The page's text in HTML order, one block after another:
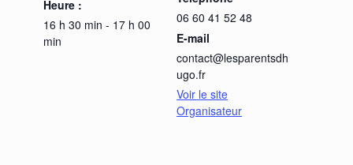
Heure :
16 h 30 min - 17 h 00
min
06 60 41 52 48
E-mail
contact@lesparentsdh
ugo.fr
Voir le site
Organisateur